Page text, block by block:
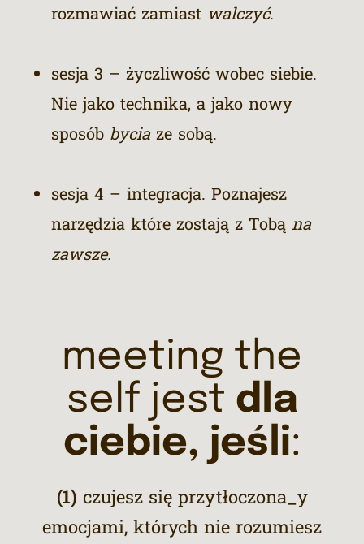
rozmawiać zamiast walczyć.
sesja 3 – życzliwość wobec siebie.
Nie jako technika, a jako nowy
sposób byciaze sobą.
sesja 4 – integracja. Poznajesz
narzędzia które zostają z Tobą na
zawsze.
meeting the
self jest dla
ciebie, jeśli:
(1) czujesz się przytłoczona_y
emocjami, których nie rozumiesz